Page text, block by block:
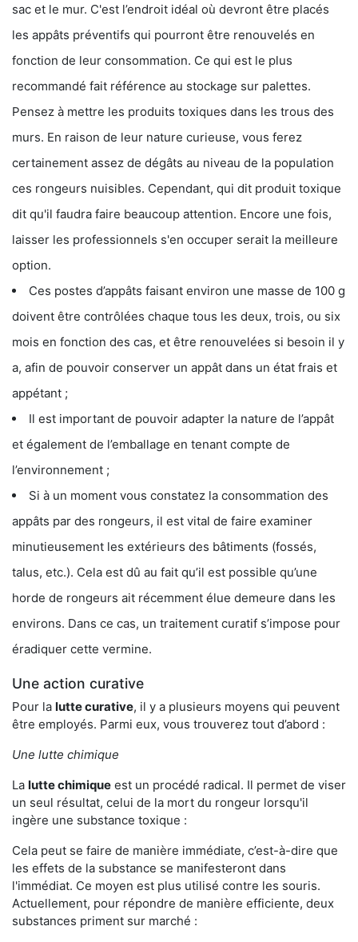
sac et le mur. C'est l’endroit idéal où devront être placés
les appâts préventifs qui pourront être renouvelés en
fonction de leur consommation. Ce qui est le plus
recommandé fait référence au stockage sur palettes.
Pensez à mettre les produits toxiques dans les trous des
murs. En raison de leur nature curieuse, vous ferez
certainement assez de dégâts au niveau de la population
ces rongeurs nuisibles. Cependant, qui dit produit toxique
dit qu'il faudra faire beaucoup attention. Encore une fois,
laisser les professionnels s'en occuper serait la meilleure
option.
Ces postes d’appâts faisant environ une masse de 100 g
doivent être contrôlées chaque tous les deux, trois, ou six
mois en fonction des cas, et être renouvelées si besoin il y
a, afin de pouvoir conserver un appât dans un état frais et
appétant ;
Il est important de pouvoir adapter la nature de l’appât
et également de l’emballage en tenant compte de
l’environnement ;
Si à un moment vous constatez la consommation des
appâts par des rongeurs, il est vital de faire examiner
minutieusement les extérieurs des bâtiments (fossés,
talus, etc.). Cela est dû au fait qu’il est possible qu’une
horde de rongeurs ait récemment élue demeure dans les
environs. Dans ce cas, un traitement curatif s’impose pour
éradiquer cette vermine.
Une action curative
Pour la lutte curative, il y a plusieurs moyens qui peuvent
être employés. Parmi eux, vous trouverez tout d’abord :
Une lutte chimique
La lutte chimique est un procédé radical. Il permet de viser
un seul résultat, celui de la mort du rongeur lorsqu'il
ingère une substance toxique :
Cela peut se faire de manière immédiate, c’est-à-dire que
les effets de la substance se manifesteront dans
l'immédiat. Ce moyen est plus utilisé contre les souris.
Actuellement, pour répondre de manière efficiente, deux
substances priment sur marché :